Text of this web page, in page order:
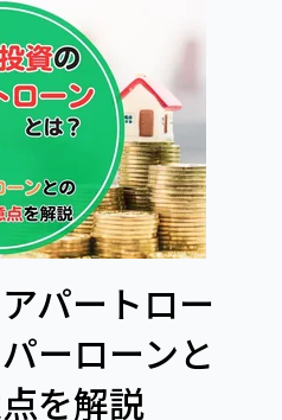
パートロー
ーローンと
を解説